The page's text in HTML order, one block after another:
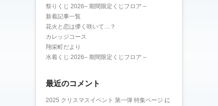
祭りくじ 2026– 期間限定くじフロア –
新着記事一覧
花火と恋は儚く咲いて…？
カレッジコース
翔栄町だより
水着くじ 2026– 期間限定くじフロア –
最近のコメント
2025 クリスマスイベント 第一弾 特集ページ に